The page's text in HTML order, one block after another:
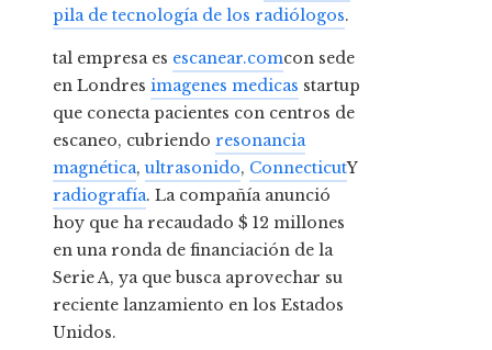
pila de tecnología de los radiólogos.
tal empresa es escanear.comcon sede
en Londres imagenes medicas startup
que conecta pacientes con centros de
escaneo, cubriendo resonancia
magnética, ultrasonido, ConnecticutY
radiografía. La compañía anunció
hoy que ha recaudado $ 12 millones
en una ronda de financiación de la
Serie A, ya que busca aprovechar su
reciente lanzamiento en los Estados
Unidos.